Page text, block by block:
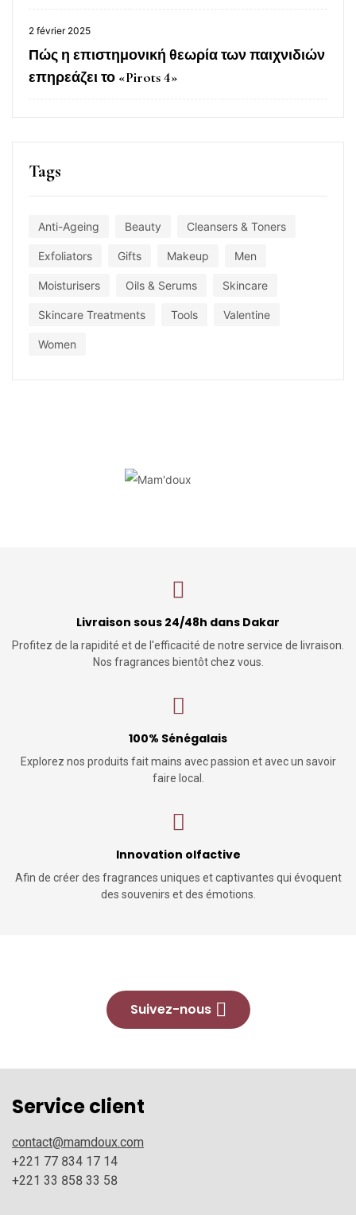
2 février 2025
Πώς η επιστημονική θεωρία των παιχνιδιών
επηρεάζει το «Pirots 4»
Tags
Anti-Ageing Beauty Cleansers & Toners
Exfoliators Gifts Makeup Men
Moisturisers Oils & Serums Skincare
Skincare Treatments Tools Valentine
Women
Livraison sous 24/48h dans Dakar
Profitez de la rapidité et de l'efficacité de notre service de livraison.
Nos fragrances bientôt chez vous.
100% Sénégalais
Explorez nos produits fait mains avec passion et avec un savoir
faire local.
Innovation olfactive
Afin de créer des fragrances uniques et captivantes qui évoquent
des souvenirs et des émotions.
Suivez-nous
Service client
contact@mamdoux.com
+221 77 834 17 14
+221 33 858 33 58